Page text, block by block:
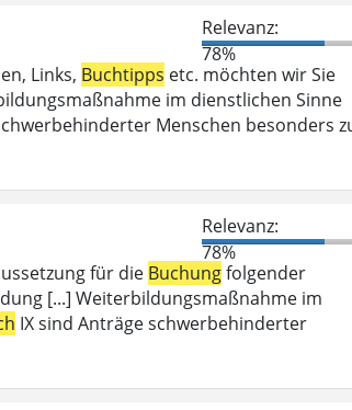
Relevanz:
78%
Links, Buchtipps etc. möchten wir Sie
im dienstlichen Sinne
Menschen besonders
Relevanz:
78%
für die Buchungfolgender
[...] Weiterbildungsmaßnahme im
IX sind Anträge schwerbehinderter